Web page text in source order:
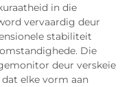
in die
vervaardig deur
stabiliteit
Die
deur verskeie
elke vorm aan